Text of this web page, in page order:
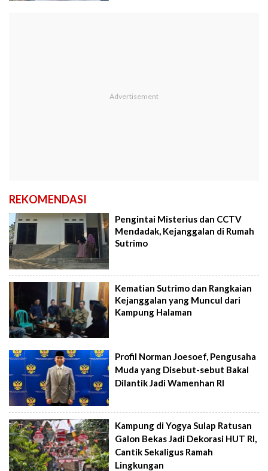
REKOMENDASI
Pengintai Misterius dan CCTV
Mendadak, Kejanggalan di Rumah
Sutrimo
Kematian Sutrimo dan Rangkaian
Kejanggalan yang Muncul dari
Kampung Halaman
Profil Norman Joesoef, Pengusaha
Muda yang Disebut-sebut Bakal
Dilantik Jadi Wamenhan RI
Kampung di Yogya Sulap Ratusan
Galon Bekas Jadi Dekorasi HUT RI,
Cantik Sekaligus Ramah
Lingkungan